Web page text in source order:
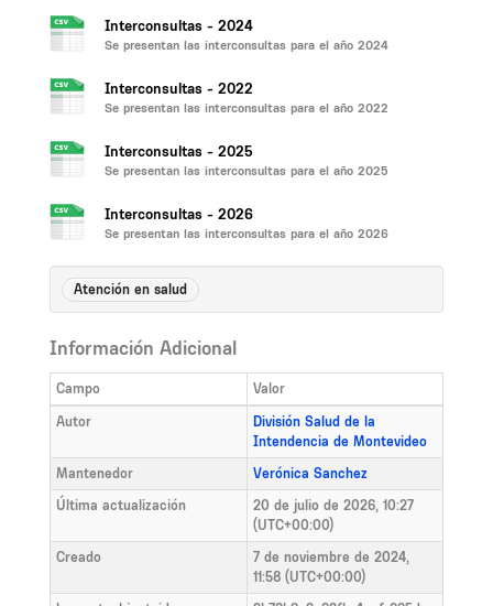
Interconsultas - 2024
Se presentan las interconsultas para el año 2024
Interconsultas - 2022
Se presentan las interconsultas para el año 2022
Interconsultas - 2025
Se presentan las interconsultas para el año 2025
Interconsultas - 2026
Se presentan las interconsultas para el año 2026
Atención en salud
Información Adicional
Campo
Valor
Autor
División Salud de la
Intendencia de Montevideo
Mantenedor
Verónica Sanchez
Última actualización
20 de julio de 2026, 10:27
(UTC+00:00)
Creado
7 de noviembre de 2024,
11:58 (UTC+00:00)